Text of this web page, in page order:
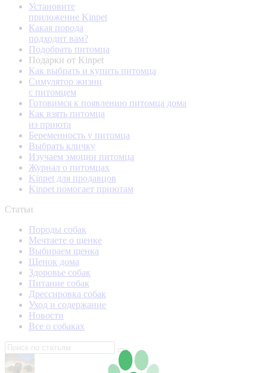
Установите
приложение Kinpet
Какая порода
подходит вам?
Подобрать питомца
Подарки от Kinpet
Как выбрать и купить питомца
Симулятор жизни
с питомцем
Готовимся к появлению питомца дома
Как взять питомца
из приюта
Беременность у питомца
Выбрать кличку
Изучаем эмоции питомца
Журнал о питомцах
Kinpet для продавцов
Kinpet помогает приютам
Статьи
Породы собак
Мечтаете о щенке
Выбираем щенка
Щенок дома
Здоровье собак
Питание собак
Дрессировка собак
Уход и содержание
Новости
Все о собаках